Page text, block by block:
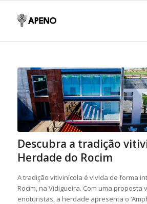
Descubra a tradição
Herdade do Rocim
A tradição vitivinícola é vivida de forma
Rocim, na Vidigueira. Com uma proposta
enoturistas, a herdade apresenta o